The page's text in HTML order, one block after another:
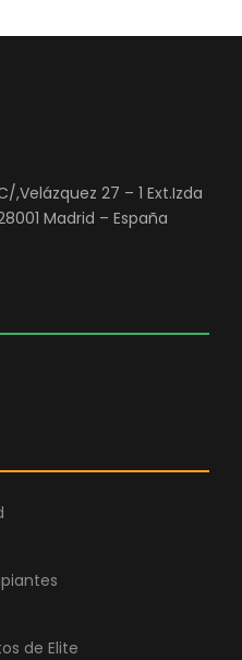
,Velázquez 27 – 1 Ext.Izda
Madrid – España
de Elite